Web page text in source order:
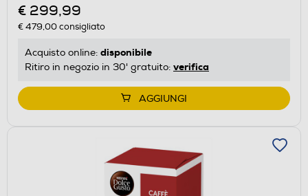
€ 299,99
€ 479,00consigliato
Acquisto online: disponibile
Ritiro in negozio in 30' gratuito: verifica
AGGIUNGI